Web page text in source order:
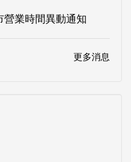
營業時間異動通知
更多消息